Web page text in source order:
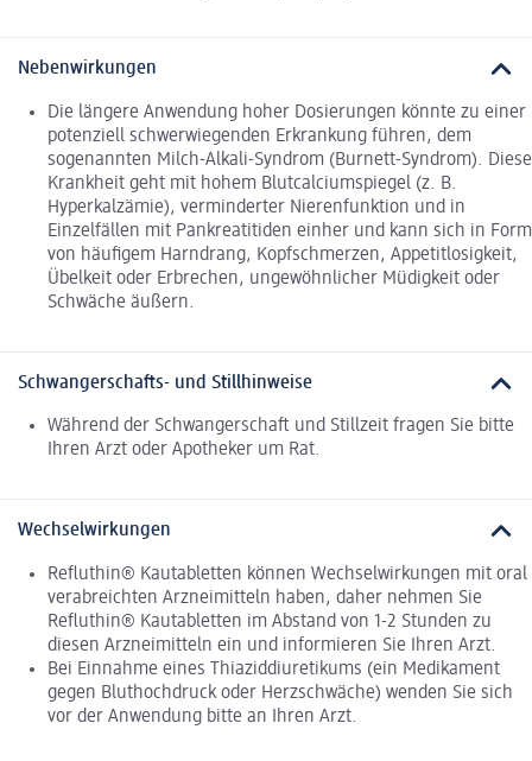
Nebenwirkungen
Die längere Anwendung hoher Dosierungen könnte zu einer
potenziell schwerwiegenden Erkrankung führen, dem
sogenannten Milch-Alkali-Syndrom (Burnett-Syndrom). Diese
Krankheit geht mit hohem Blutcalciumspiegel (z. B.
Hyperkalzämie), verminderter Nierenfunktion und in
Einzelfällen mit Pankreatitiden einher und kann sich in Form
von häufigem Harndrang, Kopfschmerzen, Appetitlosigkeit,
Übelkeit oder Erbrechen, ungewöhnlicher Müdigkeit oder
Schwäche äußern.
Schwangerschafts- und Stillhinweise
Während der Schwangerschaft und Stillzeit fragen Sie bitte
Ihren Arzt oder Apotheker um Rat.
Wechselwirkungen
Refluthin® Kautabletten können Wechselwirkungen mit oral
verabreichten Arzneimitteln haben, daher nehmen Sie
Refluthin® Kautabletten im Abstand von 1-2 Stunden zu
diesen Arzneimitteln ein und informieren Sie Ihren Arzt.
Bei Einnahme eines Thiaziddiuretikums (ein Medikament
gegen Bluthochdruck oder Herzschwäche) wenden Sie sich
vor der Anwendung bitte an Ihren Arzt.